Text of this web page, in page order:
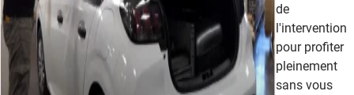
de
l'intervention
pour profiter
pleinement
sans vous